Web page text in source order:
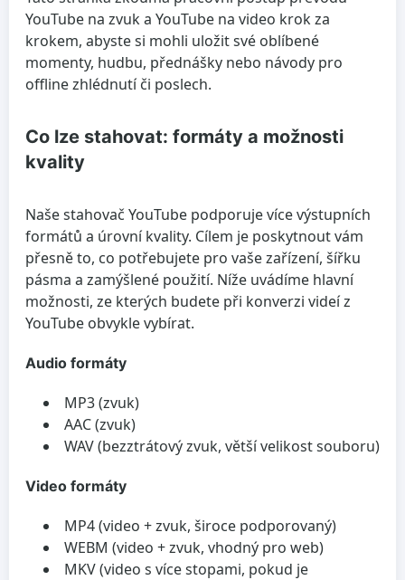
YouTube na zvuk a YouTube na video krok za
krokem, abyste si mohli uložit své oblíbené
momenty, hudbu, přednášky nebo návody pro
offline zhlédnutí či poslech.
Co lze stahovat: formáty a možnosti
kvality
Naše stahovač YouTube podporuje více výstupních
formátů a úrovní kvality. Cílem je poskytnout vám
přesně to, co potřebujete pro vaše zařízení, šířku
pásma a zamýšlené použití. Níže uvádíme hlavní
možnosti, ze kterých budete při konverzi videí z
YouTube obvykle vybírat.
Audio formáty
MP3 (zvuk)
AAC (zvuk)
WAV (bezztrátový zvuk, větší velikost souboru)
Video formáty
MP4 (video + zvuk, široce podporovaný)
WEBM (video + zvuk, vhodný pro web)
MKV (video s více stopami, pokud je